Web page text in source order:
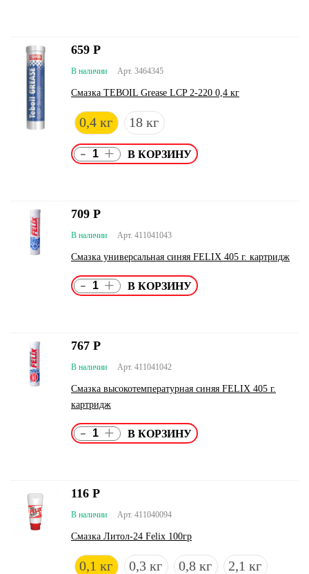
Арт. 3464345
В наличии
Смазка TEBOIL Grease LCP 2-220 0,4 кг
0,4 кг 18 кг
659 Р
- +
Арт. 411041043
В наличии
Смазка универсальная синяя FELIX 405 г. картридж
709 Р
- +
Арт. 411041042
В наличии
Смазка высокотемпературная синяя FELIX 405 г.
картридж
767 Р
- +
Арт. 411040094
В наличии
Смазка Литол-24 Felix 100гр
0,1 кг 0,3 кг 0,8 кг 2,1 кг
116 Р